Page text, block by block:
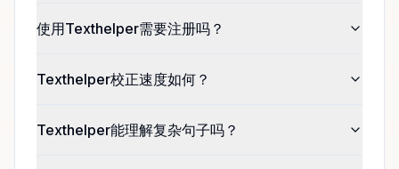
使用Texthelper需要注册吗？
Texthelper校正速度如何？
Texthelper能理解复杂句子吗？